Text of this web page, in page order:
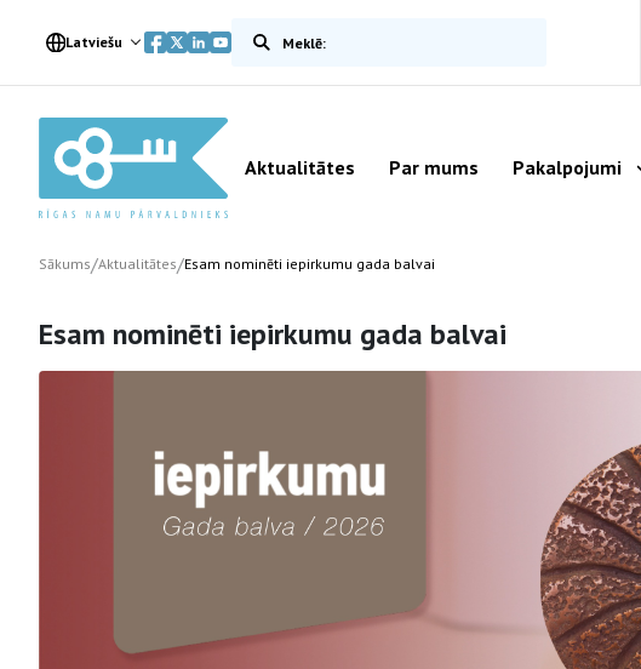
Latviešu Meklēt vietnē
Aktualitātes Par mums Pakalpojumi
Sākums/Aktualitātes/Esam nominēti iepirkumu gada balvai
Esam nominēti iepirkumu gada balvai